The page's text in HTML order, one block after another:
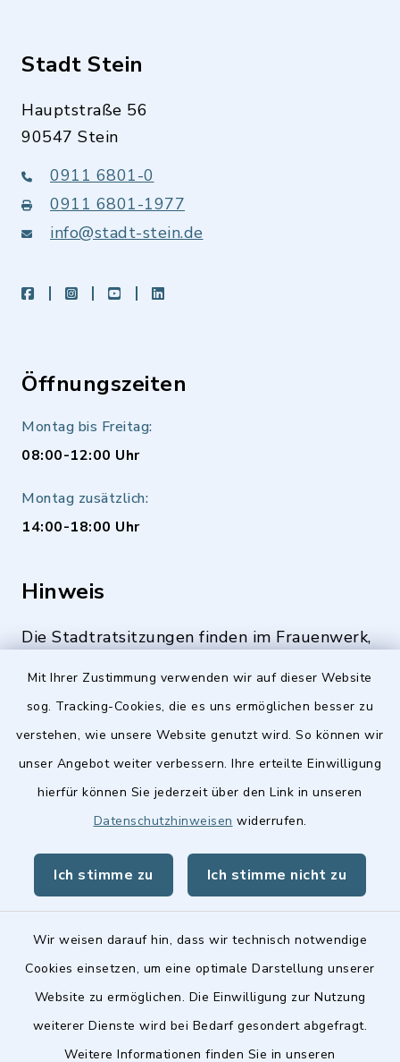
Mit Ihrer Zustimmung verwenden wir auf dieser Website
sog. Tracking-Cookies, die es uns ermöglichen besser zu
verstehen, wie unsere Website genutzt wird. So können wir
unser Angebot weiter verbessern. Ihre erteilte Einwilligung
hierfür können Sie jederzeit über den Link in unseren
Datenschutzhinweisen widerrufen.
Ich stimme zu Ich stimme nicht zu
Wir weisen darauf hin, dass wir technisch notwendige
Cookies einsetzen, um eine optimale Darstellung unserer
Website zu ermöglichen. Die Einwilligung zur Nutzung
weiterer Dienste wird bei Bedarf gesondert abgefragt.
Weitere Informationen finden Sie in unseren
Stadt Stein
Hauptstraße 56
90547 Stein
0911 6801-0
0911 6801-1977
info@stadt-stein.de
facebookinstagramyoutubeLinkedIn
Öffnungszeiten
Montag bis Freitag:
08:00-12:00 Uhr
Montag zusätzlich:
14:00-18:00 Uhr
Hinweis
Die Stadtratsitzungen finden im Frauenwerk,
Quicklinks
Stellenangebote
Landkreis Fürth